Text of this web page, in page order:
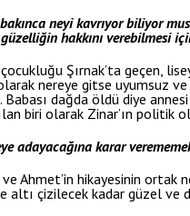
neyi kavrıyor biliyor
güzelliğin hakkını verebilmesi
Şırnak’ta geçen,
nereye gitse uyumsuz
Babası dağda öldü diye
biri olarak Zinar’ın politik
adayacağına karar
ve Ahmet’in hikayesinin
altı çizilecek kadar güzel ve